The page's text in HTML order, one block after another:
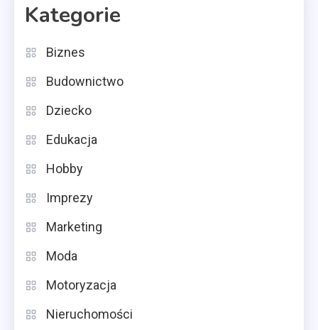
Kategorie
Biznes
Budownictwo
Dziecko
Edukacja
Hobby
Imprezy
Marketing
Moda
Motoryzacja
Nieruchomości